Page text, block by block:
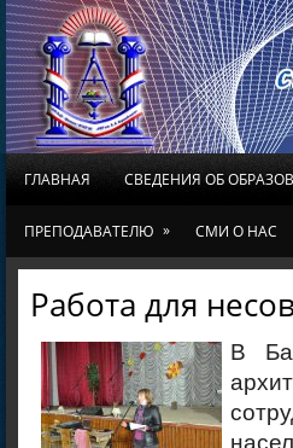
ГЛАВНАЯ СВЕДЕНИЯ ОБ
ПРЕПОДАВАТЕЛЮ » СМИ О НАС
Работа для
В